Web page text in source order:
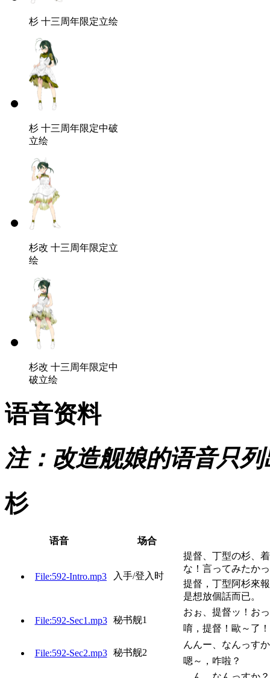
杉 十三周年限定立绘
杉 十三周年限定中破
立绘
杉改 十三周年限定立
绘
杉改 十三周年限定中
破立绘
语音资料
注：改造舰娘的语音只
杉
语音 场合
File:592-Intro.mp3 入手/登入时
提督、丁型の杉、
な！言ってみたか
提督，丁型阿杉來
是想放個話而已。
File:592-Sec1.mp3 秘书舰1
おぉ、提督ッ！お
唷，提督！歐～了
File:592-Sec2.mp3 秘书舰2
んんー、なんっす
嗯～，咋啦？